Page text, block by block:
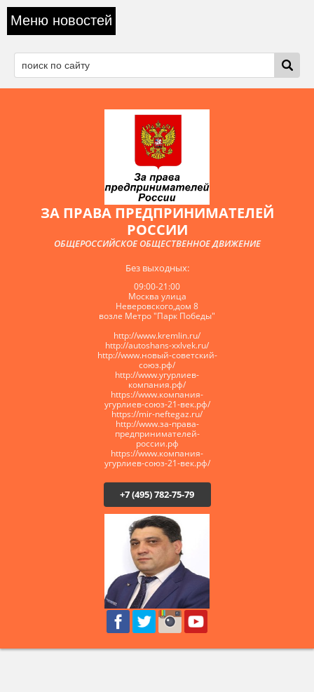
Меню новостей
ЗА ПРАВА ПРЕДПРИНИМАТЕЛЕЙ
РОССИИ
ОБЩЕРОССИЙСКОЕ ОБЩЕСТВЕННОЕ ДВИЖЕНИЕ
Без выходных:
09:00-21:00
Москва улица
Неверовского,дом 8
возле Метро "Парк Победы"
http://www.kremlin.ru/
http://autoshans-xxlvek.ru/
​http://www.новый-советский-
союз.рф/
http://www.угурлиев-
компания.рф/
https://www.компания-
угурлиев-союз-21-век.рф/
https://mir-neftegaz.ru/
http://www.за-права-
предпринимателей-
россии.рф
https://www.компания-
угурлиев-союз-21-век.рф/
+7 (495) 782-75-79